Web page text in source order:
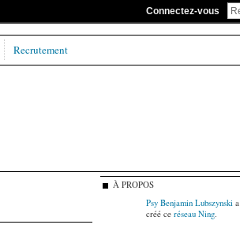
Connectez-vous
Recrutement
À PROPOS
Psy Benjamin Lubszynskia
créé ce réseau Ning.